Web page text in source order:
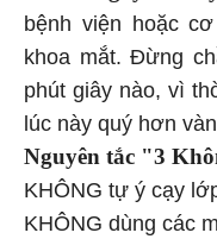
bệnh viện hoặc
khoa mắt. Đừng
phút giây nào, vì
lúc này quý hơn
Nguyên tắc "3
KHÔNG tự ý cạy
KHÔNG dùng các